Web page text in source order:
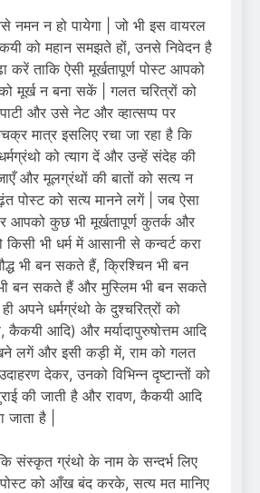
नमन न हो पायेगा | जो भी इस वायरल
को महान समझते हों, उनसे निवेदन है
करें ताकि ऐसी मूर्खतापूर्ण पोस्ट आपको
मूर्ख न बना सकें | गलत चरित्रों को
और उसे नेट और व्हात्सप्प पर
मात्र इसलिए रचा जा रहा है कि
को त्याग दें और उन्हें संदेह की
और मूलग्रंथों की बातों को सत्य न
पोस्ट को सत्य मानने लगें | जब ऐसा
आपको कुछ भी मूर्खतापूर्ण कुतर्क और
भी धर्म में आसानी से कन्वर्ट करा
भी बन सकते हैं, क्रिश्चिन भी बन
बन सकते हैं और मुस्लिम भी बन सकते
अपने धर्मग्रंथो के दुश्चरित्रों को
कैकयी आदि) और मर्यादापुरुषोत्तम आदि
लगें और इसी कड़ी में, राम को गलत
देकर, उनको विभिन्न दृष्टान्तों को
की जाती है और रावण, कैकयी आदि
है |
संस्कृत ग्रंथो के नाम के सन्दर्भ लिए
पोस्ट को आँख बंद करके, सत्य मत मानिए